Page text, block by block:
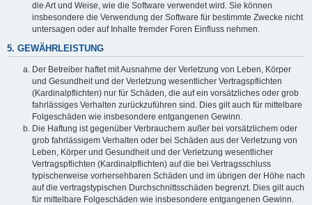
die Art und Weise, wie die Software verwendet wird. Sie können
insbesondere die Verwendung der Software für bestimmte Zwecke nicht
untersagen oder auf Inhalte fremder Foren Einfluss nehmen.
5. GEWÄHRLEISTUNG
Der Betreiber haftet mit Ausnahme der Verletzung von Leben, Körper
und Gesundheit und der Verletzung wesentlicher Vertragspflichten
(Kardinalpflichten) nur für Schäden, die auf ein vorsätzliches oder grob
fahrlässiges Verhalten zurückzuführen sind. Dies gilt auch für mittelbare
Folgeschäden wie insbesondere entgangenen Gewinn.
Die Haftung ist gegenüber Verbrauchern außer bei vorsätzlichem oder
grob fahrlässigem Verhalten oder bei Schäden aus der Verletzung von
Leben, Körper und Gesundheit und der Verletzung wesentlicher
Vertragspflichten (Kardinalpflichten) auf die bei Vertragsschluss
typischerweise vorhersehbaren Schäden und im übrigen der Höhe nach
auf die vertragstypischen Durchschnittsschäden begrenzt. Dies gilt auch
für mittelbare Folgeschäden wie insbesondere entgangenen Gewinn.